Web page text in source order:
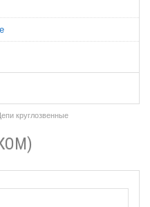
круглозвенные